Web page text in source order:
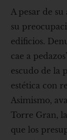
A pesar de
su
edificios.
cae a
escudo de la
estética con
Asimismo,
Torre Gran,
que los